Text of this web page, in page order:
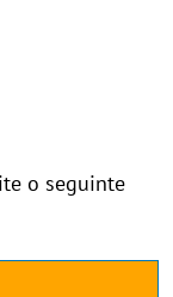
o seguinte